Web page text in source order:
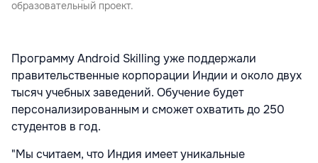
образовательный проект.
Программу Android Skilling уже поддержали
правительственные корпорации Индии и около двух
тысяч учебных заведений. Обучение будет
персонализированным и сможет охватить до 250
студентов в год.
"Мы считаем, что Индия имеет уникальные